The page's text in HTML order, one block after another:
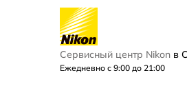
Сервисный центр Nikon в
Ежедневно с 9:00 до 21:00